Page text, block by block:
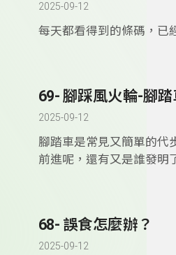
2025-09-12
每天都看得到的條碼，已
69- 腳踩風火輪-腳
2025-09-12
腳踏車是常見又簡單的代
前進呢，還有又是誰發明
68- 誤食怎麼辦？
2025-09-12